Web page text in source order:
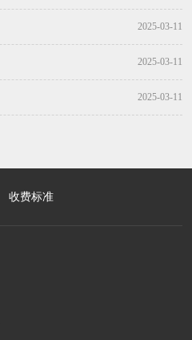
2025-03-11
2025-03-11
2025-03-11
收费标准